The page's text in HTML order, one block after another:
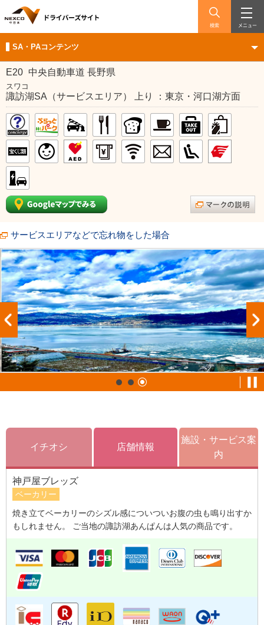
検索 メニュー
SA・PAコンテンツ
E20 中央自動車道 長野県
スワコ
諏訪湖SA（サービスエリア） 上り ：東京・河口湖方面
サービスエリアなどで忘れ物をした場合
イチオシ 店舗情報
施設・サービス案
内
神戸屋ブレッズ
ベーカリー
焼き立てベーカリーのシズル感についついお腹の虫も鳴り出すか
もしれません。 ご当地の諏訪湖あんぱんは人気の商品です。